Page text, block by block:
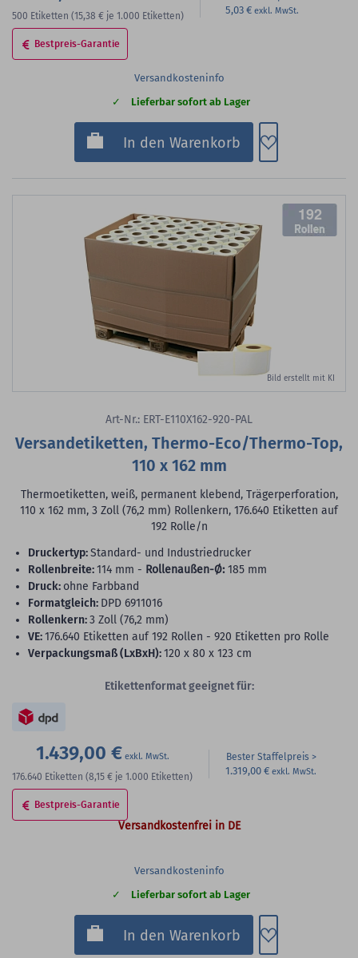
500 Etiketten (15,38 € je 1.000 Etiketten) 5,03 €
Bestpreis-Garantie
Versandkosteninfo
Lieferbar sofort ab Lager
In den Warenkorb Zum
Bild erstellt mit KI
192
Art-Nr.: ERT-E110X162-920-PAL
Versandetiketten, Thermo-Eco/Thermo-Top,
110 x 162 mm
Thermoetiketten, weiß, permanent klebend, Trägerperforation,
110 x 162 mm, 3 Zoll (76,2 mm) Rollenkern, 176.640 Etiketten auf
192 Rolle/n
Druckertyp:Standard- und Industriedrucker
Rollenbreite:114 mm - Rollenaußen-Ø: 185 mm
Druck: ohne Farbband
Formatgleich: DPD 6911016
Rollenkern:3 Zoll (76,2 mm)
VE:176.640 Etiketten auf 192 Rollen - 920 Etiketten pro Rolle
Verpackungsmaß (LxBxH):120 x 80 x 123 cm
Etikettenformat geeignet für:
1.439,00 €
176.640 Etiketten (8,15 € je 1.000 Etiketten)
Bester Staffelpreis
1.319,00 €
Bestpreis-Garantie
Versandkostenfrei in DE
Versandkosteninfo
Lieferbar sofort ab Lager
In den Warenkorb Zum